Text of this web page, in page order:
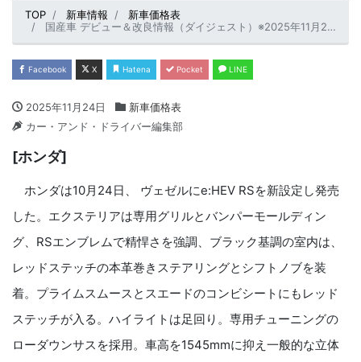
TOP 新車情報
新車価格表
国産車 デビュー＆改良情報（ダイジェスト）※2025年11月20日時点
Facebook X Hatena Pocket LINE
2025年11月24日
新車価格表
カー・アンド・ドライバー編集部
[ホンダ]
ホンダは10月24日、 ヴェゼルにe:HEV RSを新設定し発売
した。エクステリアは専用グリルとバンパーモールディン
グ、RSエンブレムで精悍さを強調、ブラック基調の室内は、
レッドステッチの本革巻きステアリングとシフトノブを装
着。プライムスムースとスエードのコンビシートにもレッド
ステッチが入る。ハイライトは足回り。専用チューニングの
ローダウンサスを採用。車高を1545mmに抑え一般的な立体